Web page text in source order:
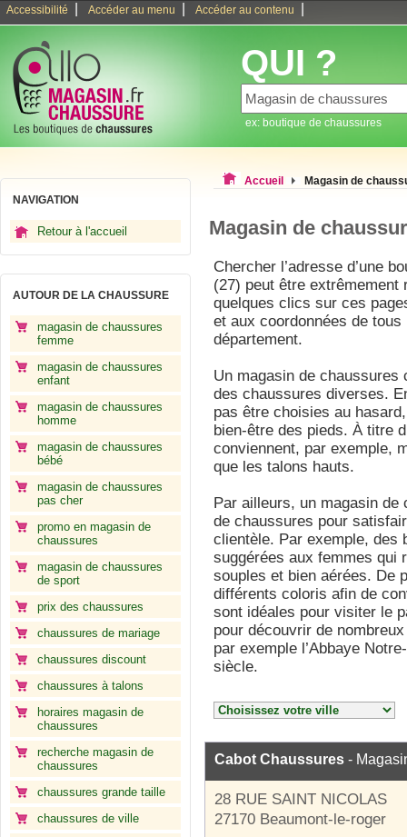
Accessibilité Accéder au menu Accéder au contenu
QUI ?
ex: boutique de chaussures
NAVIGATION
Retour à l'accueil
AUTOUR DE LA CHAUSSURE
magasin de chaussures
femme
magasin de chaussures
enfant
magasin de chaussures
homme
magasin de chaussures
bébé
magasin de chaussures
pas cher
promo en magasin de
chaussures
magasin de chaussures
de sport
prix des chaussures
chaussures de mariage
chaussures discount
chaussures à talons
horaires magasin de
chaussures
recherche magasin de
chaussures
chaussures grande taille
chaussures de ville
Accueil Magasin de
Magasin de
Chercher l’adresse d’une
(27) peut être extrêmement
quelques clics sur ces
et aux coordonnées de
département.
Un magasin de chaussures
des chaussures diverses.
pas être choisies au
bien-être des pieds. À titre
conviennent, par exemple,
que les talons hauts.
Par ailleurs, un magasin
de chaussures pour
clientèle. Par exemple, des
suggérées aux femmes qui
souples et bien aérées. De
différents coloris afin de
sont idéales pour visiter le
pour découvrir de
par exemple l’Abbaye
siècle.
Cabot Chaussures -
28 RUE SAINT NICOLAS
27170 Beaumont-le-roger